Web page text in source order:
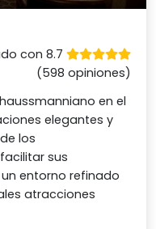
con 8.7
(598 opiniones)
en el
elegantes y
los
sus
entorno refinado
atracciones